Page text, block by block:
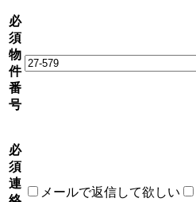
必
須
物
件
番
号
必
須
連
メールで返信して欲しい